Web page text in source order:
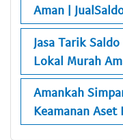
Aman |
Jasa Tarik
Lokal Murah
Amankah
Keamanan Aset